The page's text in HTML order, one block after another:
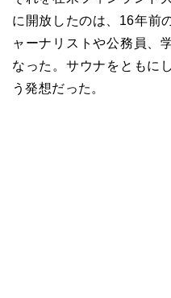
に開放したのは、16年前
ャーナリストや公務員、
なった。サウナをともに
う発想だった。